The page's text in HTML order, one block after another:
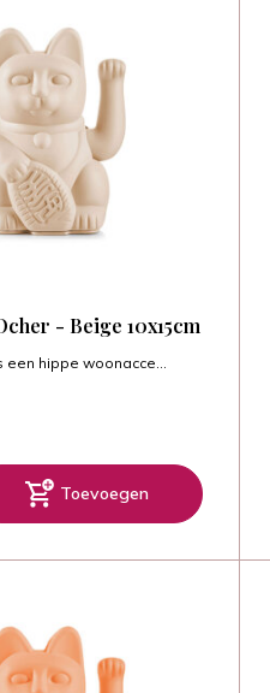
- Beige 10x15cm
een hippe woonacce...
Toevoegen